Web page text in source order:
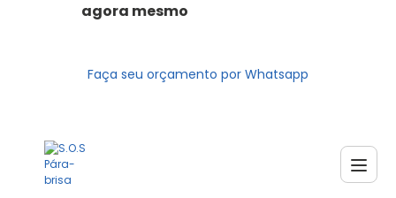
agora mesmo
Faça seu orçamento por Whatsapp